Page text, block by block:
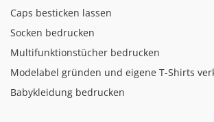
Caps besticken lassen
Socken bedrucken
Multifunktionstücher bedrucken
Modelabel gründen und eigene T-Shirts
Babykleidung bedrucken